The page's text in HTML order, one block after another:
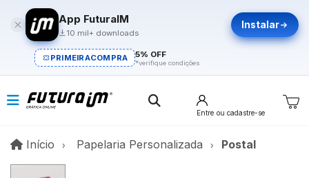
App FuturaIM
10 mil+ downloads
Instalar
PRIMEIRACOMPRA 5% OFF
*verifique condições
Entre ou cadastre-se
Início InícioPapelaria Personalizada Postal